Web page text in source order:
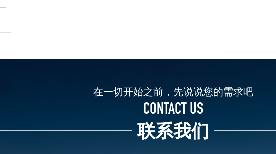
在一切开始之前，先说说您的需求吧
CONTACT US
联系我们